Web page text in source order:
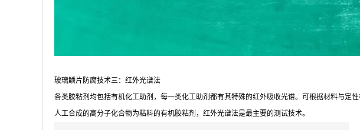
玻璃鳞片防腐技术三：红外光谱法
各类胶粘剂均包括有机化工助剂，每一类化工助剂都有其特殊的红外吸收光谱。可根据材料与
人工合成的高分子化合物为粘料的有机胶粘剂，红外光谱法是最主要的测试技术。